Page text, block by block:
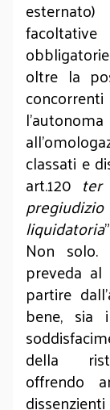
oltre la
classati e
art.120 ter
liquidatoria
Non solo.
preveda
partire
bene, sia
della
offrendo